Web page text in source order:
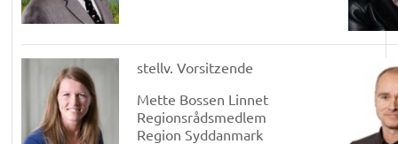
stellv. Vorsitzende
Mette Bossen Linnet
Regionsrådsmedlem
Region Syddanmark